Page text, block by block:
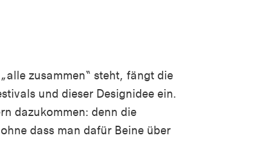
zusammen“ steht, fängt die
und dieser Designidee ein.
dazukommen: denn die
dass man dafür Beine über